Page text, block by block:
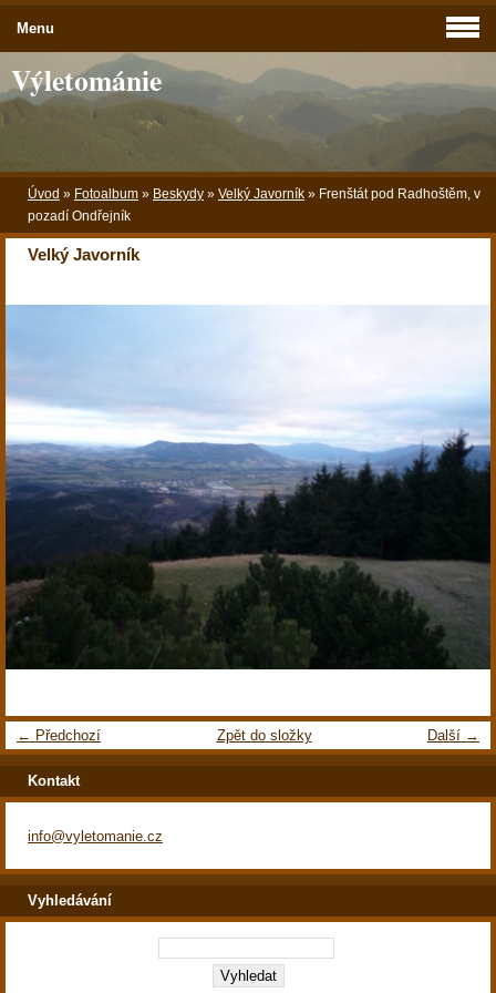
Výletománie
Úvod » Fotoalbum » Beskydy » Velký Javorník » Frenštát pod Radhoštěm, v
pozadí Ondřejník
Velký Javorník
← Předchozí Další →
Zpět do složky
Menu
Kontakt
info@vyletomanie.cz
Vyhledávání